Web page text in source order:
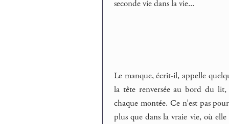
seconde vie dans la vie...
Le manque, écrit-il, appelle
la tête renversée au bord du
chaque montée. Ce n’est pas
plus que dans la vraie vie, où